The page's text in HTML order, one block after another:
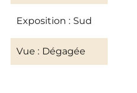
Exposition Sud
Vue Dégagée